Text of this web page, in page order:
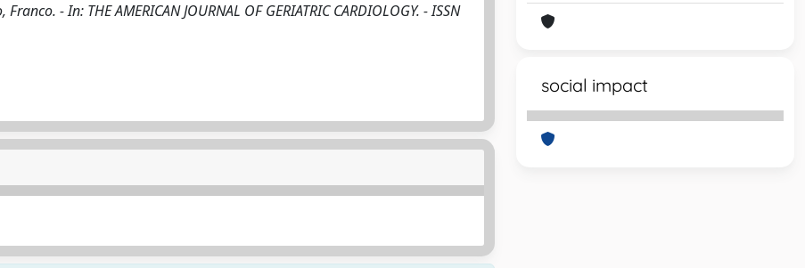
- In: THE AMERICAN JOURNAL OF GERIATRIC CARDIOLOGY. - ISSN
social impact